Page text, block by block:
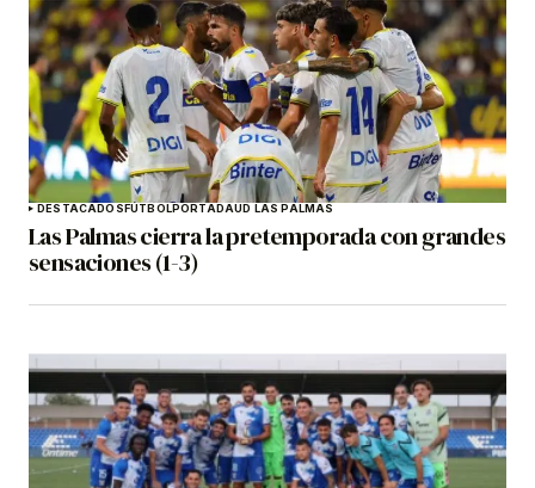
DESTACADOS FÚTBOLPORTADAUD LAS PALMAS
Las Palmas cierra la pretemporada con grandes
sensaciones (1-3)